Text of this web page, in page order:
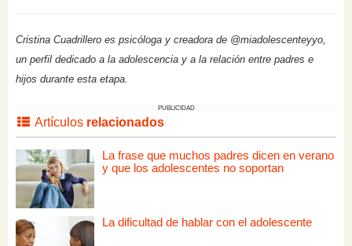
Cristina Cuadrillero es psicóloga y creadora de @miadolescenteyyo,
un perfil dedicado a la adolescencia y a la relación entre padres e
hijos durante esta etapa.
PUBLICIDAD
Artículos relacionados
La frase que muchos padres dicen en verano
y que los adolescentes no soportan
La dificultad de hablar con el adolescente